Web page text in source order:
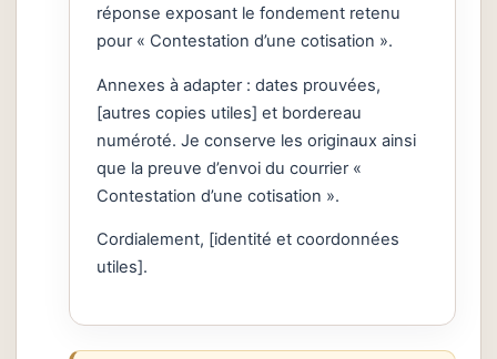
réponse exposant le fondement retenu
pour « Contestation d’une cotisation ».
Annexes à adapter : dates prouvées,
[autres copies utiles] et bordereau
numéroté. Je conserve les originaux ainsi
que la preuve d’envoi du courrier «
Contestation d’une cotisation ».
Cordialement, [identité et coordonnées
utiles].